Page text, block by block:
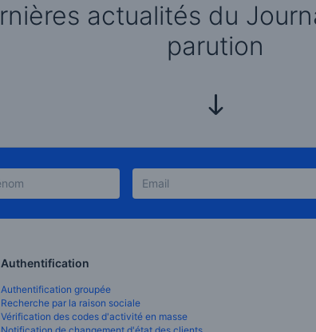
actualités du
parution
Authentification
Authentification groupée
Recherche par la raison sociale
Vérification des codes d'activité en masse